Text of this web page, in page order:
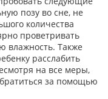
позу во сне, не
количества
проветривать
влажность. Также
расслабить
на все меры,
за помощью